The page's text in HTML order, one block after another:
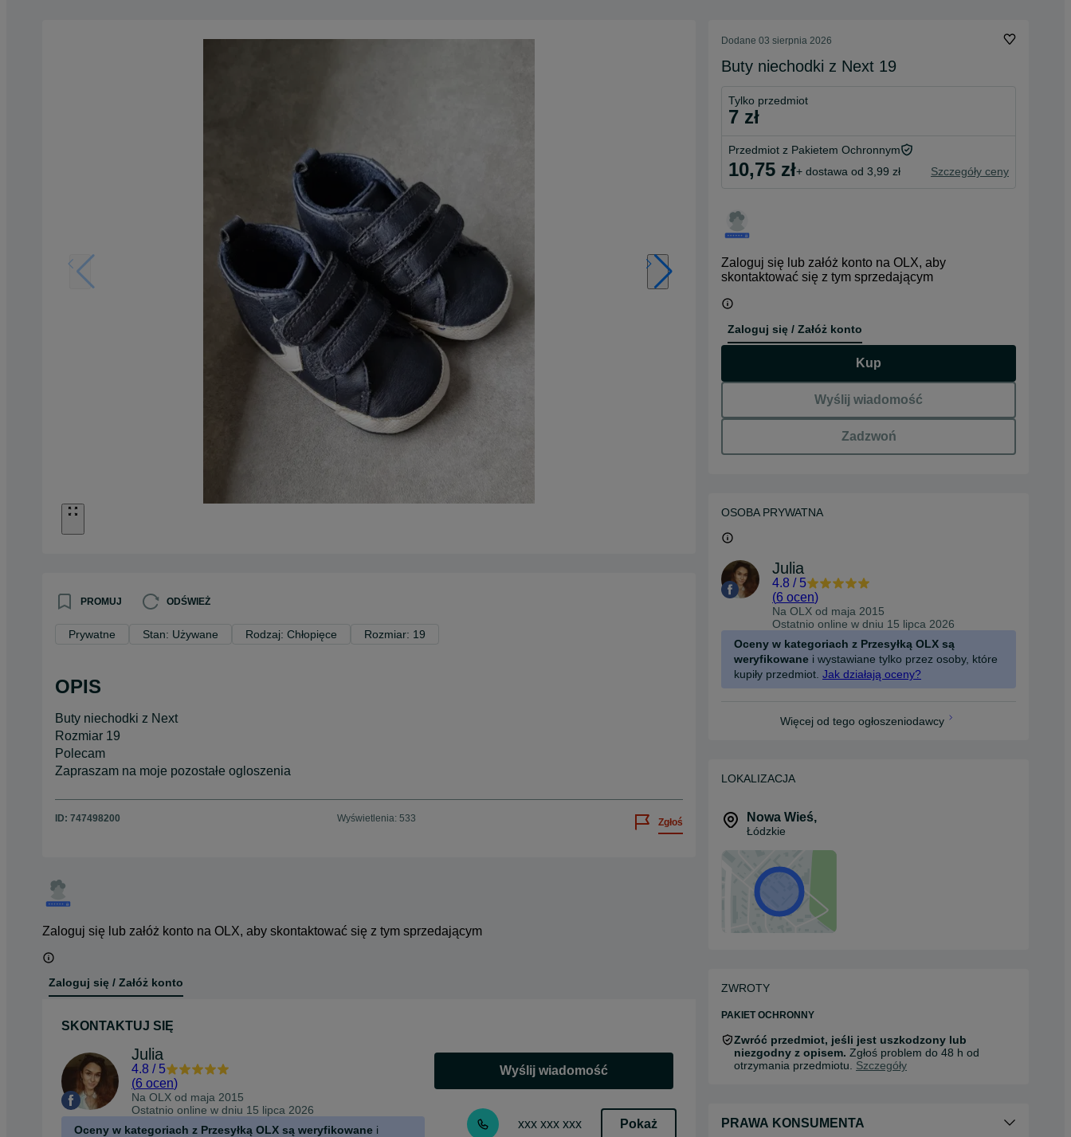
PROMUJ ODŚWIEŻ
Prywatne Stan: Używane Rodzaj: Chłopięce Rozmiar: 19
OPIS
Buty niechodki z Next
Rozmiar 19
Polecam
Zapraszam na moje pozostałe ogloszenia
ID: 747498200 Wyświetlenia: 533 Zgłoś
Zaloguj się lub załóż konto na OLX, aby skontaktować się z tym sprzedającym
Zaloguj się / Załóż konto
SKONTAKTUJ SIĘ
Julia
4.8 / 5
(6 ocen)
Na OLX od maja 2015
Ostatnio online w dniu 15 lipca 2026
Oceny w kategoriach z Przesyłką OLX są weryfikowane i
Wyślij wiadomość
xxx xxx xxx Pokaż
Dodane 03 sierpnia 2026
Buty niechodki z Next 19
Tylko przedmiot
7 zł
Przedmiot z Pakietem Ochronnym
10,75 zł+ dostawa od 3,99 zł Szczegóły ceny
Zaloguj się lub załóż konto na OLX, aby
skontaktować się z tym sprzedającym
Zaloguj się / Załóż konto
Kup
Wyślij wiadomość
Zadzwoń
OSOBA PRYWATNA
Julia
4.8 / 5
(6 ocen)
Na OLX od maja 2015
Ostatnio online w dniu 15 lipca 2026
Oceny w kategoriach z Przesyłką OLX są
weryfikowane i wystawiane tylko przez osoby, które
kupiły przedmiot. Jak działają oceny?
Więcej od tego ogłoszeniodawcy
LOKALIZACJA
Nowa Wieś,
Łódzkie
ZWROTY
PAKIET OCHRONNY
Zwróć przedmiot, jeśli jest uszkodzony lub
niezgodny z opisem. Zgłoś problem do 48 h od
otrzymania przedmiotu. Szczegóły
PRAWA KONSUMENTA